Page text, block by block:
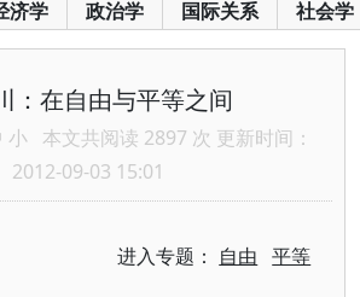
济学 政治学 国际关系 社会学
：在自由与平等之间
小 本文共阅读 2897 次 更新时间：
2012-09-03 15:01
进入专题： 自由 平等